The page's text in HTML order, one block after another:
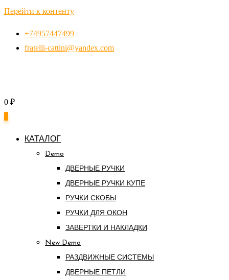
Перейти к контенту
+74957447499
fratelli-cattini@yandex.com
0 ₽
КАТАЛОГ
Demo
ДВЕРНЫЕ РУЧКИ
ДВЕРНЫЕ РУЧКИ КУПЕ
РУЧКИ СКОБЫ
РУЧКИ ДЛЯ ОКОН
ЗАВЕРТКИ И НАКЛАДКИ
New Demo
РАЗДВИЖНЫЕ СИСТЕМЫ
ДВЕРНЫЕ ПЕТЛИ